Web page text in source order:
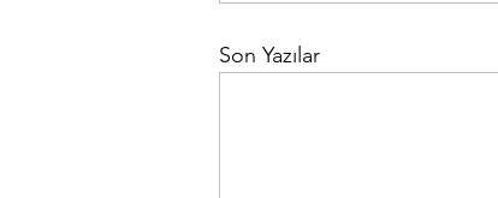
Son Yazılar